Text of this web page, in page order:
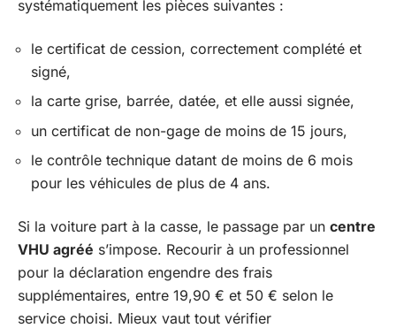
systématiquement les pièces suivantes :
le certificat de cession, correctement complété et
signé,
la carte grise, barrée, datée, et elle aussi signée,
un certificat de non-gage de moins de 15 jours,
le contrôle technique datant de moins de 6 mois
pour les véhicules de plus de 4 ans.
Si la voiture part à la casse, le passage par un centre
VHU agréé s’impose. Recourir à un professionnel
pour la déclaration engendre des frais
supplémentaires, entre 19,90 € et 50 € selon le
service choisi. Mieux vaut tout vérifier